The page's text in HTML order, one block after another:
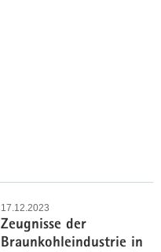
17.12.2023
Zeugnisse der
Braunkohleindustrie in